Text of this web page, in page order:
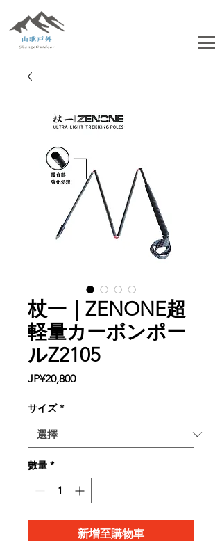
杖一｜ZENONE超
軽量カーボンポー
ルZ2105
JP¥20,800價
サイズ *
數量 *
新增至購物車